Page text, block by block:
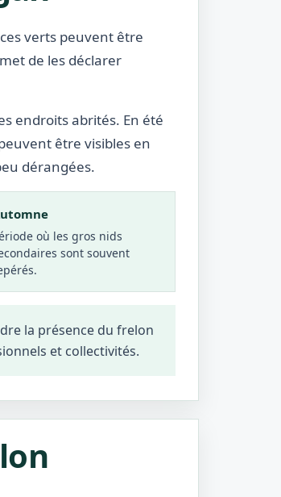
verts peuvent être
de les déclarer
endroits abrités. En été
être visibles en
dérangées.
où les gros nids
sont souvent
la présence du frelon
et collectivités.